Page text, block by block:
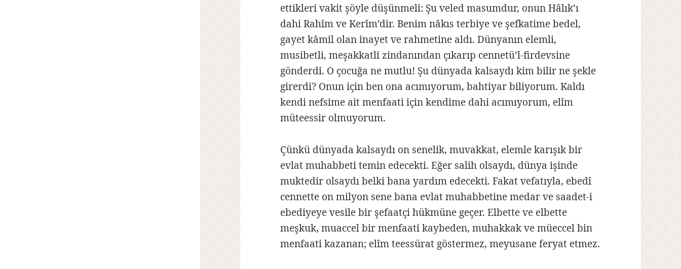
ettikleri vakit şöyle düşünmeli: Şu veled masumdur, onun Hâlık’ı
dahi Rahîm ve Kerîm’dir. Benim nâkıs terbiye ve şefkatime bedel,
gayet kâmil olan inayet ve rahmetine aldı. Dünyanın elemli,
musibetli, meşakkatli zindanından çıkarıp cennetü’l-firdevsine
gönderdi. O çocuğa ne mutlu! Şu dünyada kalsaydı kim bilir ne şekle
girerdi? Onun için ben ona acımıyorum, bahtiyar biliyorum. Kaldı
kendi nefsime ait menfaati için kendime dahi acımıyorum, elîm
müteessir olmuyorum.
Çünkü dünyada kalsaydı on senelik, muvakkat, elemle karışık bir
evlat muhabbeti temin edecekti. Eğer salih olsaydı, dünya işinde
muktedir olsaydı belki bana yardım edecekti. Fakat vefatıyla, ebedî
cennette on milyon sene bana evlat muhabbetine medar ve saadet-i
ebediyeye vesile bir şefaatçi hükmüne geçer. Elbette ve elbette
meşkuk, muaccel bir menfaati kaybeden, muhakkak ve müeccel bin
menfaati kazanan; elîm teessürat göstermez, meyusane feryat etmez.